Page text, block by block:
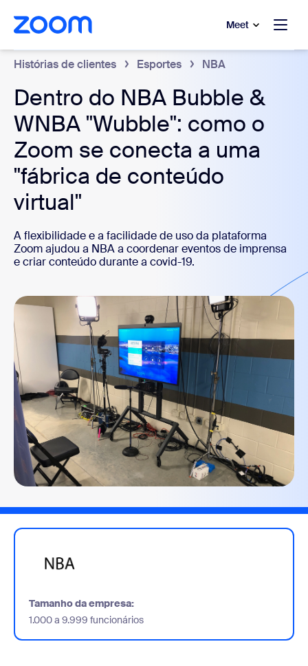
principal
chat de ajuda Meet
Histórias de clientes Esportes NBA
Dentro do NBA Bubble &
WNBA "Wubble": como o
Zoom se conecta a uma
"fábrica de conteúdo
virtual"
A flexibilidade e a facilidade de uso da plataforma
Zoom ajudou a NBA a coordenar eventos de imprensa
e criar conteúdo durante a covid-19.
Tamanho da empresa:
1.000 a 9.999 funcionários